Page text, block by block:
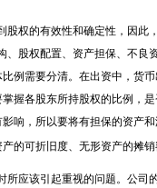
权的有效性和确定性，因
、股权配置、资产担保、不良
例需要分清。在出资中，货
握各股东所持股权的比例，
响，所以要将有担保的资产
的可折旧度、无形资产的摊
所应该引起重视的问题。公